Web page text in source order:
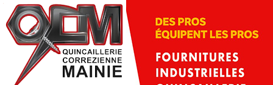
Skip
to
content